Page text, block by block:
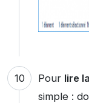
Pour lire
simple :